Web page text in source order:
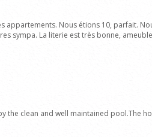
appartements. Nous étions 10, parfait.
sympa. La literie est très bonne,
the clean and well maintained pool.The